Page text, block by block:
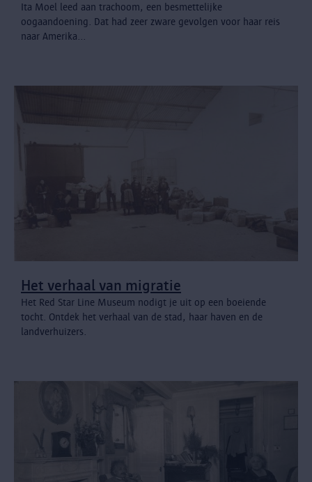
Ita Moel leed aan trachoom, een besmettelijke
oogaandoening. Dat had zeer zware gevolgen voor haar reis
naar Amerika...
Het verhaal van migratie
Het Red Star Line Museum nodigt je uit op een boeiende
tocht. Ontdek het verhaal van de stad, haar haven en de
landverhuizers.